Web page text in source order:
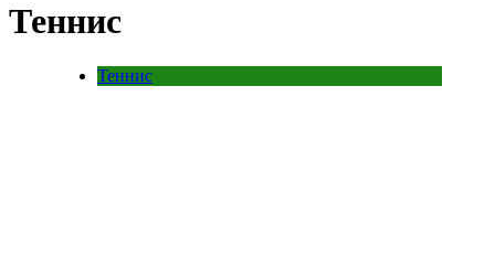
Теннис
Теннис